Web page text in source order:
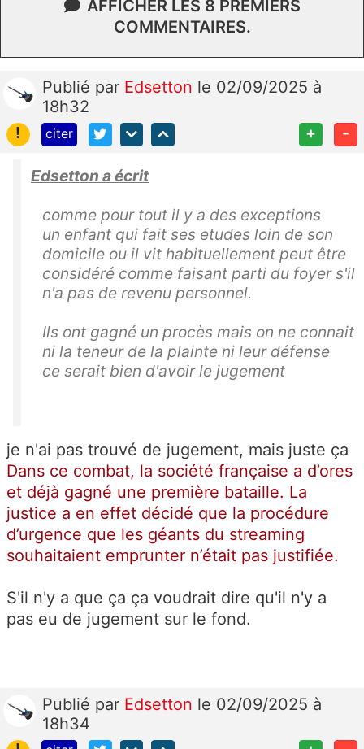
AFFICHER LES 8 PREMIERS
COMMENTAIRES.
Publié par Edsetton le 02/09/2025 à
18h32
!
citer + -
Edsetton a écrit
comme pour tout il y a des exceptions
un enfant qui fait ses etudes loin de son
domicile ou il vit habituellement peut être
considéré comme faisant parti du foyer s'il
n'a pas de revenu personnel.
Ils ont gagné un procès mais on ne connait
ni la teneur de la plainte ni leur défense
ce serait bien d'avoir le jugement
je n'ai pas trouvé de jugement, mais juste ça
Dans ce combat, la société française a d’ores
et déjà gagné une première bataille. La
justice a en effet décidé que la procédure
d’urgence que les géants du streaming
souhaitaient emprunter n’était pas justifiée.
S'il n'y a que ça ça voudrait dire qu'il n'y a
pas eu de jugement sur le fond.
Publié par Edsetton le 02/09/2025 à
18h34